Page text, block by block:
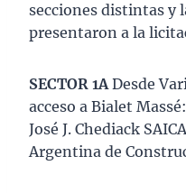
secciones distintas y
presentaron a la
SECTOR 1ADesde
acceso a Bialet
José J. Chediack
Argentina de